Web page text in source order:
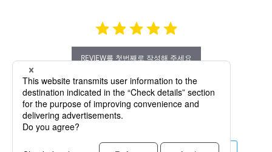
REVIEW를 첫번째로 작성해 주세요
리뷰 더보기